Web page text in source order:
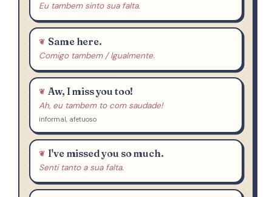
Eu tambem sinto sua falta.
Same here.
Comigo tambem / Igualmente.
Aw, I miss you too!
Ah, eu tambem to com saudade!
informal, afetuoso
I've missed you so much.
Senti tanto a sua falta.